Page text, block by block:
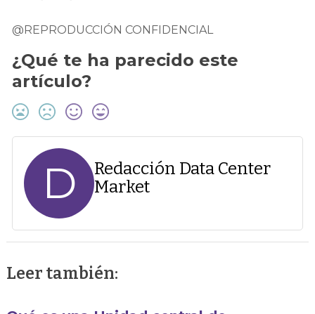
@REPRODUCCIÓN CONFIDENCIAL
¿Qué te ha parecido este
artículo?
D
Redacción Data Center
Market
Leer también: